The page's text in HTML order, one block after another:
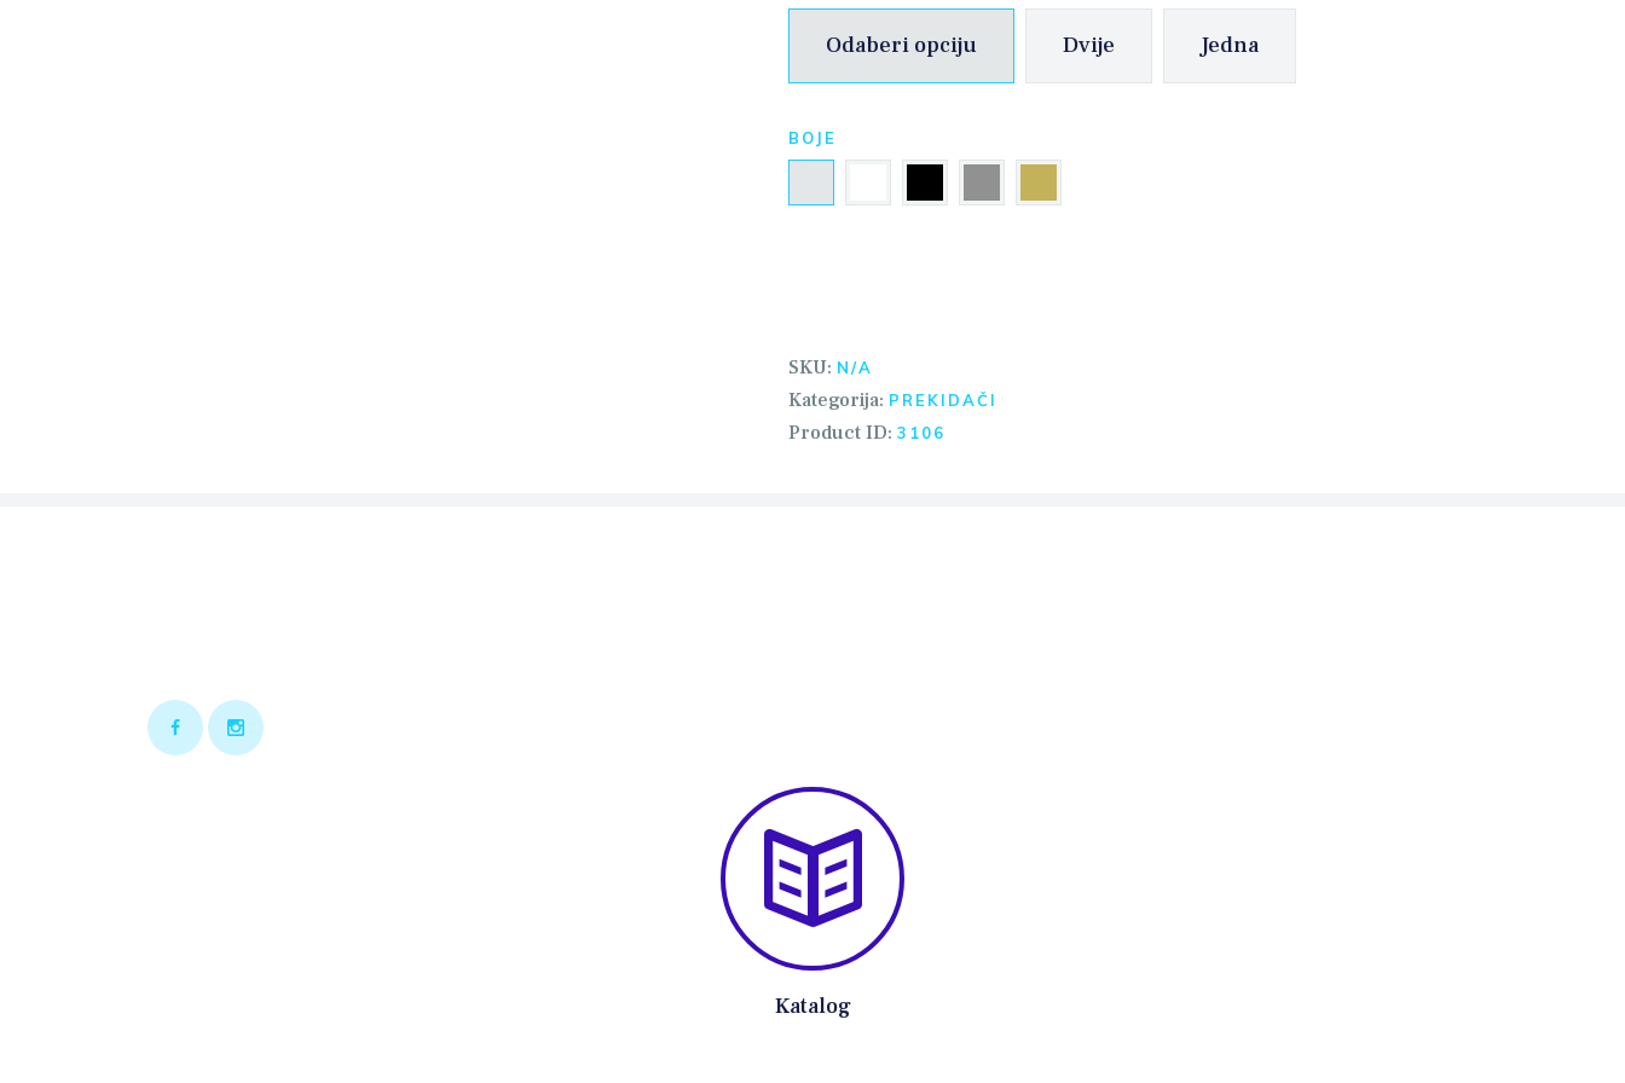
Odaberi opciju Dvije Jedna
BOJE
SKU: N/A
Kategorija: PREKIDAČI
Product ID: 3106
Katalog